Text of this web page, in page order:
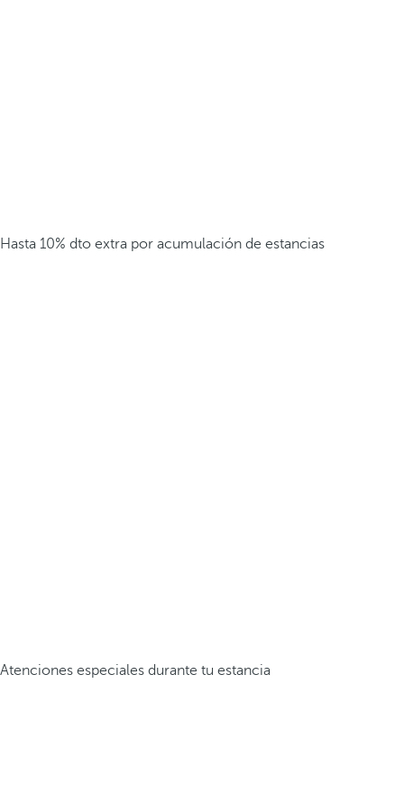
Hasta 10% dto extra por acumulación de estancias
Atenciones especiales durante tu estancia